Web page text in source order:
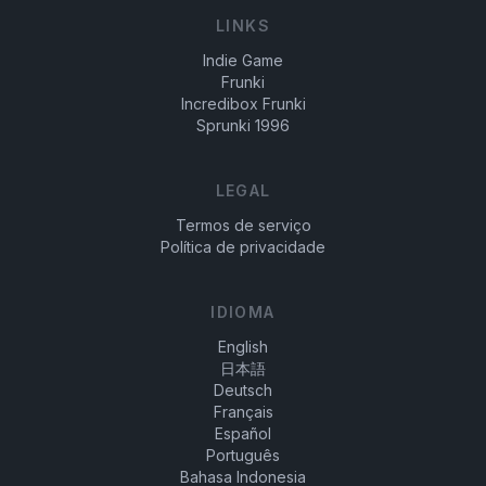
LINKS
Indie Game
Frunki
Incredibox Frunki
Sprunki 1996
LEGAL
Termos de serviço
Política de privacidade
IDIOMA
English
日本語
Deutsch
Français
Español
Português
Bahasa Indonesia